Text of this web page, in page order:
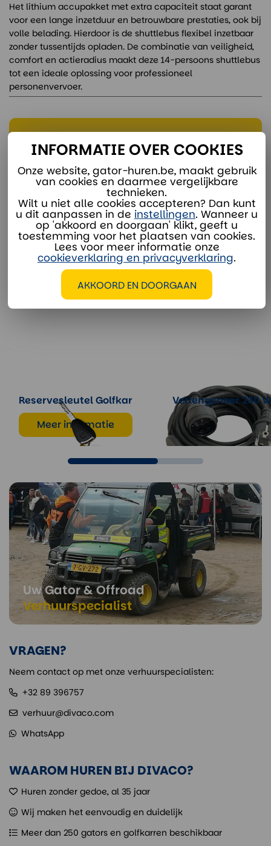
Het lithium accupakket met extra capaciteit staat garant
voor een lange inzetduur en betrouwbare prestaties, ook bij
volle belading. Hierdoor is de shuttlebus flexibel inzetbaar
zonder tussentijds opladen. De combinatie van veiligheid,
comfort en actieradius maakt deze 14-persoons shuttlebus
tot een ideale oplossing voor professioneel
personenvervoer.
verhuur@divaco.com
Whatsapp
EXTRA OPTIES
Reservesleutel Golfkar
Meer informatie
Verlengsnoer 230
Meer informatie
Uw Gator & Offroad
Verhuurspecialist
VRAGEN?
Neem contact op met onze verhuurspecialisten:
+32 89 396757
verhuur@divaco.com
WhatsApp
WAAROM HUREN BIJ DIVACO?
Huren zonder gedoe, al 35 jaar
Wij maken het eenvoudig en duidelijk
Meer dan 250 gators en golfkarren beschikbaar
INFORMATIE OVER COOKIES
Onze website, gator-huren.be, maakt gebruik
van cookies en daarmee vergelijkbare
technieken.
Wilt u niet alle cookies accepteren? Dan kunt
u dit aanpassen in de instellingen. Wanneer u
op 'akkoord en doorgaan' klikt, geeft u
toestemming voor het plaatsen van cookies.
Lees voor meer informatie onze
cookieverklaring en privacyverklaring.
AKKOORD EN DOORGAAN